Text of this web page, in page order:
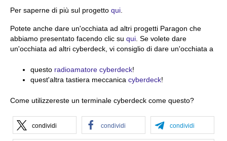
Per saperne di più sul progetto qui.
Potete anche dare un'occhiata ad altri progetti Paragon che
abbiamo presentato facendo clic su qui. Se volete dare
un'occhiata ad altri cyberdeck, vi consiglio di dare un'occhiata a
questo radioamatore cyberdeck!
quest'altra tastiera meccanica cyberdeck!
Come utilizzereste un terminale cyberdeck come questo?
condividi condividi condividi